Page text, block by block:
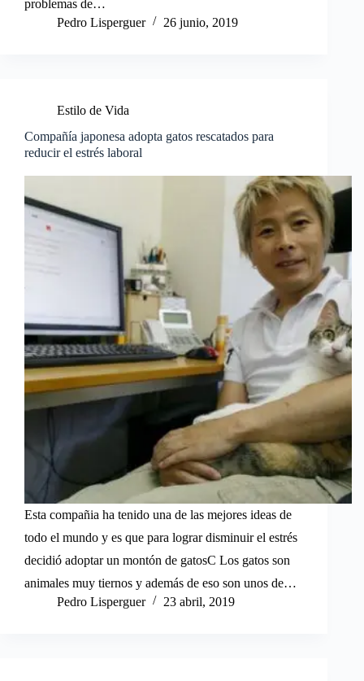
problemas de…
Pedro Lisperguer
26 junio, 2019
Estilo de Vida
Compañía japonesa adopta gatos rescatados para
reducir el estrés laboral
Esta compañia ha tenido una de las mejores ideas de
todo el mundo y es que para lograr disminuir el estrés
decidió adoptar un montón de gatosC Los gatos son
animales muy tiernos y además de eso son unos de…
Pedro Lisperguer
23 abril, 2019